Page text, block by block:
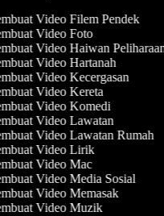
Video Filem Pendek
Video Foto
Video Haiwan Peliharaan
Video Hartanah
Video Kecergasan
Video Kereta
Video Komedi
Video Lawatan
Video Lawatan Rumah
Video Lirik
Video Mac
Video Media Sosial
Video Memasak
Video Muzik